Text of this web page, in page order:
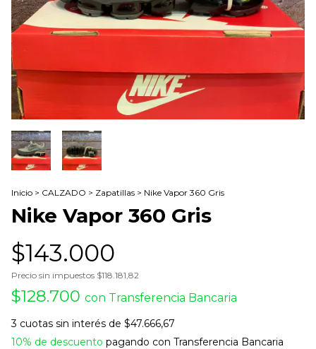
Inicio > CALZADO > Zapatillas > Nike Vapor 360 Gris
Nike Vapor 360 Gris
$143.000
Precio sin impuestos $118.181,82
$128.700 con Transferencia Bancaria
3 cuotas sin interés de $47.666,67
10% de descuento pagando con Transferencia Bancaria